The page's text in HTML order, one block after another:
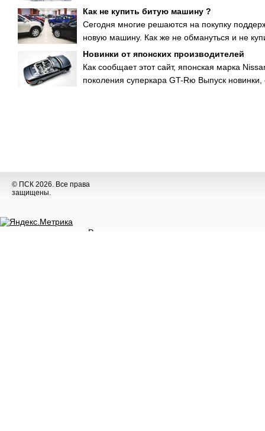
Как не купить битую машину ?
Сегодня многие решаются на покупку
новую машину. Как же не обмануться и не
Новинки от японских производителей
Как сообщает этот сайт, японская марка
поколения суперкара GT-Rю Выпуск
© ПСК 2026. Все права
защищены.
Разное